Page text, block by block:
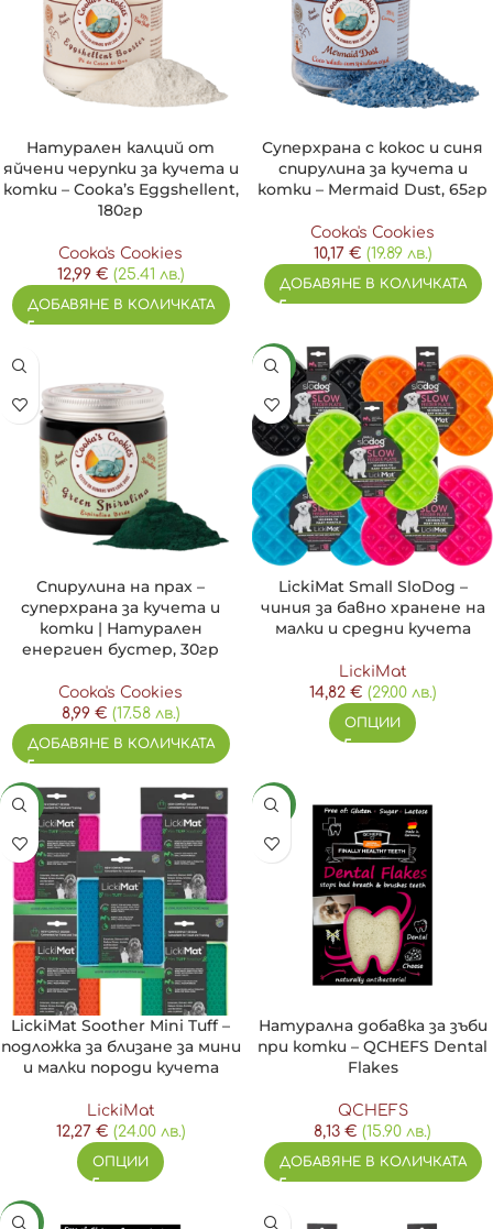
Натурален калций от
яйчени черупки за кучета и
котки – Cooka’s Eggshellent,
180гр
Cooka's Cookies
12,99 € (25.41 лв.)
ДОБАВЯНЕ В КОЛИЧКАТА
Суперхрана с кокос и синя
спирулина за кучета и
котки – Mermaid Dust, 65гр
Cooka's Cookies
10,17 € (19.89 лв.)
ДОБАВЯНЕ В КОЛИЧКАТА
Спирулина на прах –
суперхрана за кучета и
котки | Натурален
енергиен бустер, 30гр
Cooka's Cookies
8,99 € (17.58 лв.)
ДОБАВЯНЕ В КОЛИЧКАТА
NEW
LickiMat Small SloDog –
чиния за бавно хранене на
малки и средни кучета
LickiMat
14,82 € (29.00 лв.)
ОПЦИИ
NEW
LickiMat Soother Mini Tuff –
подложка за близане за мини
и малки породи кучета
LickiMat
12,27 € (24.00 лв.)
ОПЦИИ
NEW
Натурална добавка за зъби
при котки – QCHEFS Dental
Flakes
QCHEFS
8,13 € (15.90 лв.)
ДОБАВЯНЕ В КОЛИЧКАТА
NEW